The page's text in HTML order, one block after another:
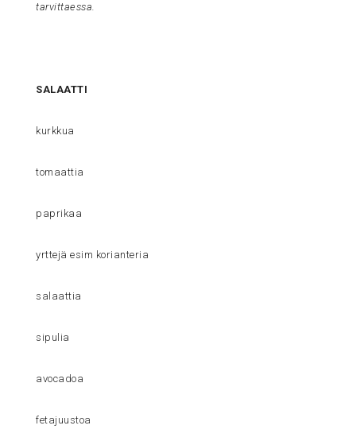
tarvittaessa.
SALAATTI
kurkkua
tomaattia
paprikaa
yrttejä esim korianteria
salaattia
sipulia
avocadoa
fetajuustoa